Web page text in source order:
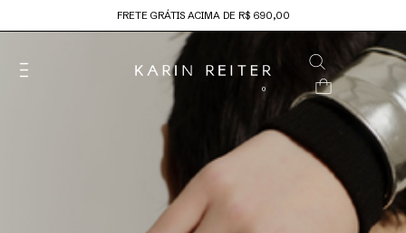
FRETE GRÁTIS ACIMA DE R$ 690,00
0